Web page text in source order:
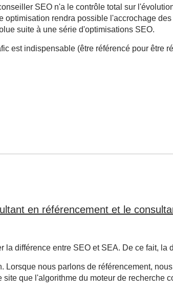
SEO n'a le contrôle total sur
rendra possible l'accrochage
suite à une série d'optimisations SEO.
est indispensable (être référencé pour
en référencement et le
la différence entre SEO et SEA. De ce fait,
nous parlons de référencement,
que l'algorithme du moteur de